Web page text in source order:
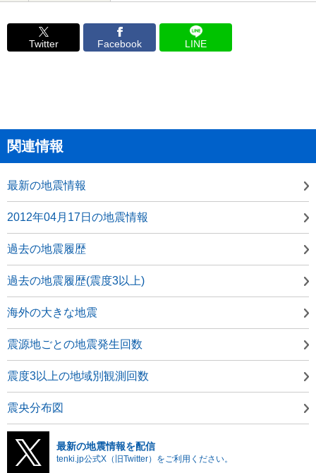
Twitter Facebook LINE
関連情報
最新の地震情報
2012年04月17日の地震情報
過去の地震履歴
過去の地震履歴(震度3以上)
海外の大きな地震
震源地ごとの地震発生回数
震度3以上の地域別観測回数
震央分布図
最新の地震情報を配信
tenki.jp公式X（旧Twitter）をご利用ください。